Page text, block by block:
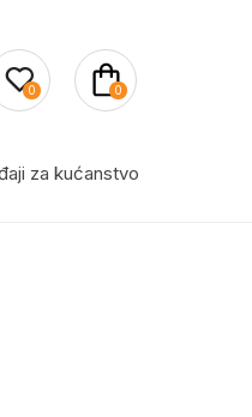
0 0
za kućanstvo